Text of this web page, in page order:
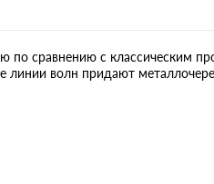
по сравнению с классическим
линии волн придают